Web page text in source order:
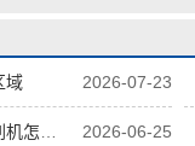
2026-07-23
域
2026-06-25
化解